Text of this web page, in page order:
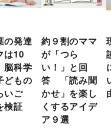
の発達
は10
科学
どもの
いご
検証
約９割のママ
が「つら
い！」と回
答 「読み聞
かせ」を楽し
くするアイデ
ア９選